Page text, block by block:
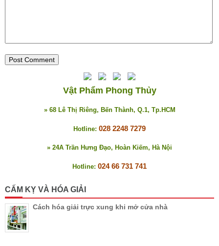
Vật Phẩm Phong Thủy
» 68 Lê Thị Riêng, Bến Thành, Q.1, Tp.HCM
Hotline: 028 2248 7279
» 24A Trần Hưng Đạo, Hoàn Kiếm, Hà Nội
Hotline: 024 66 731 741
CẤM KỴ VÀ HÓA GIẢI
Cách hóa giải trực xung khi mở cửa nhà